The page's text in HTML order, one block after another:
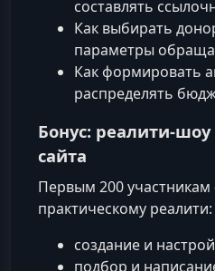
составлять
Как выбирать
параметры
Как формировать
распределять
Бонус: реалити-
сайта
Первым 200 участникам
практическому реалити:
создание и
подбор и